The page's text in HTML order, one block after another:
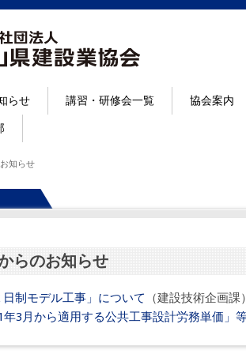
らせ 講習・研修会一覧 協会案内
知らせ
らのお知らせ
日制モデル工事」について （建設技術企画課）
年3月から適用する公共工事設計労務単価」